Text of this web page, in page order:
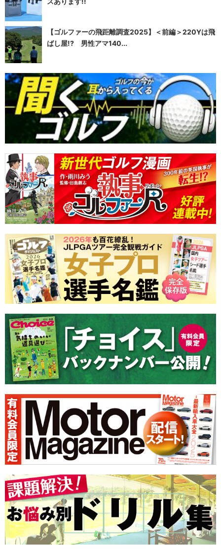
【ゴルファーの飛距離調査2025】＜前編＞220Yは飛
ばし屋!? 男性アマ140...